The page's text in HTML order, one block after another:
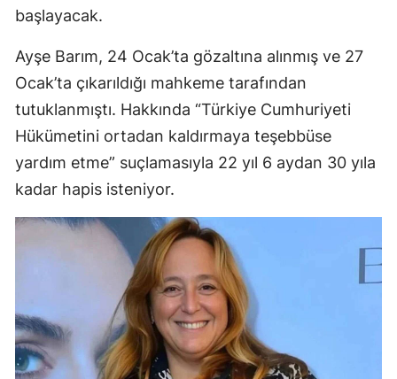
başlayacak.
Ayşe Barım, 24 Ocak’ta gözaltına alınmış ve 27
Ocak’ta çıkarıldığı mahkeme tarafından
tutuklanmıştı. Hakkında “Türkiye Cumhuriyeti
Hükümetini ortadan kaldırmaya teşebbüse
yardım etme” suçlamasıyla 22 yıl 6 aydan 30 yıla
kadar hapis isteniyor.